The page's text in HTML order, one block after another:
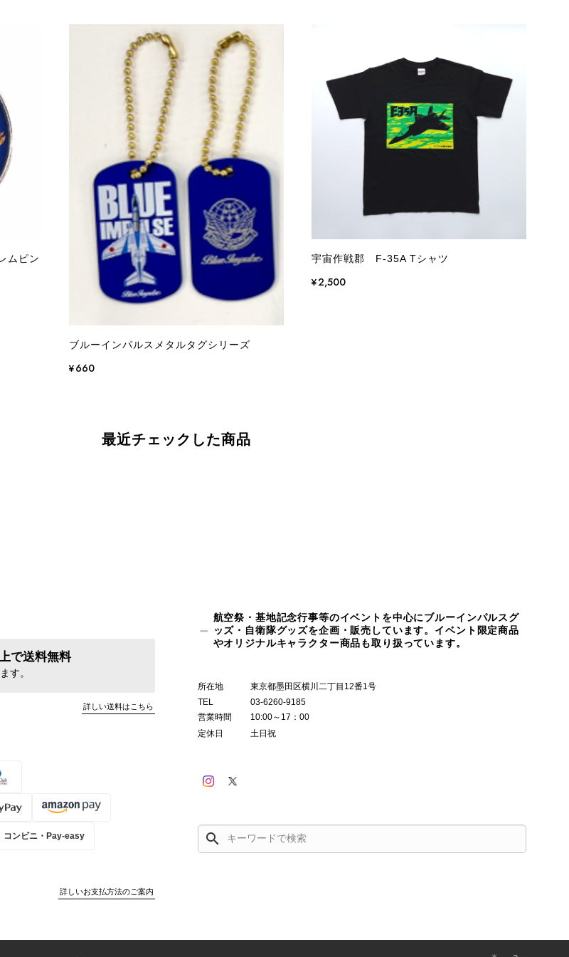
ムピン
ブルーインパルスメタルタグシリーズ
¥660
宇宙作戦郡 F-35A Tシャツ
¥2,500
最近チェックした商品
で送料無料
す。
詳しい送料はこちら
コンビニ・Pay-easy
詳しいお支払方法のご案内
航空祭・基地記念行事等のイベントを中心にブルーインパルスグ
ッズ・自衛隊グッズを企画・販売しています。イベント限定商品
やオリジナルキャラクター商品も取り扱っています。
所在地
東京都墨田区横川二丁目12番1号
TEL
03-6260-9185
営業時間
10:00～17：00
定休日
土日祝
search